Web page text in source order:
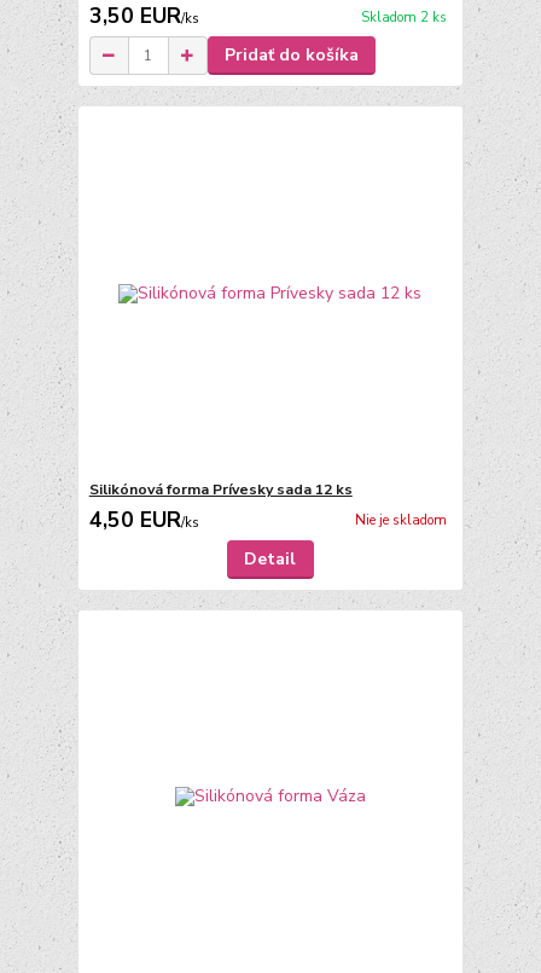
3,50 EUR/ks Skladom 2 ks
Pridať do košíka
Silikónová forma Prívesky sada 12 ks
4,50 EUR/ks Nie je skladom
Detail